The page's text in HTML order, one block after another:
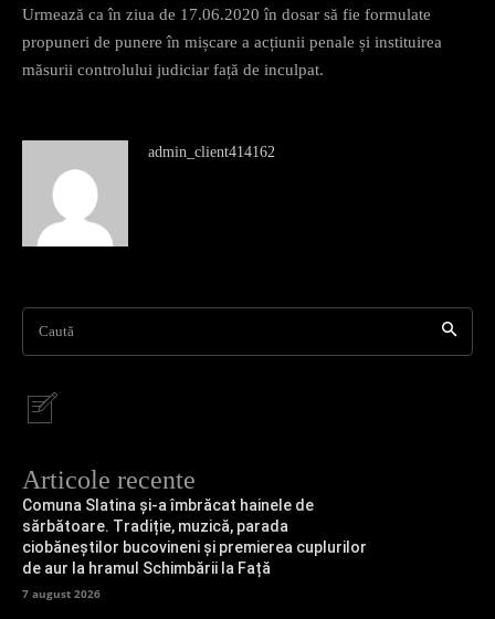
Urmează ca în ziua de 17.06.2020 în dosar să fie formulate
propuneri de punere în mișcare a acțiunii penale și instituirea
măsurii controlului judiciar față de inculpat.
admin_client414162
Caută
Articole recente
Comuna Slatina și-a îmbrăcat hainele de
sărbătoare. Tradiție, muzică, parada
ciobăneștilor bucovineni și premierea cuplurilor
de aur la hramul Schimbării la Față
7 august 2026